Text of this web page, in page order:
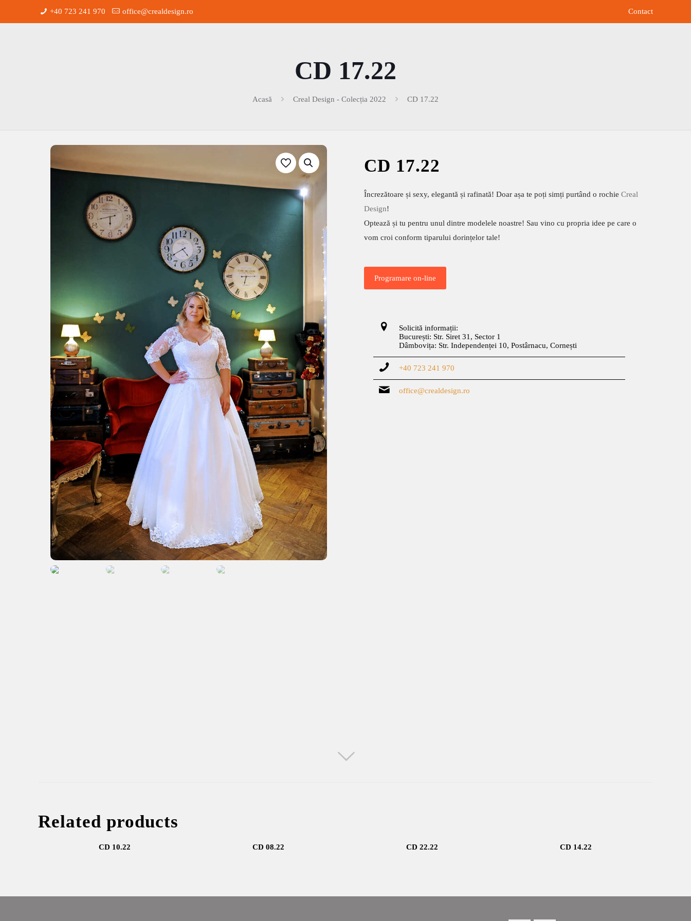
+40 723 241 970 office@crealdesign.ro Contact
CD 17.22
Acasă Creal Design - Colecția 2022 CD 17.22
CD 17.22
Încrezătoare și sexy, elegantă și rafinată! Doar așa te poți simți purtând o rochieCreal
Design!
Optează și tu pentru unul dintre modelele noastre! Sau vino cu propria idee pe care o
vom croi conform tiparului dorințelor tale!
Programare on-line
Solicită informații:
București: Str. Siret 31, Sector 1
Dâmbovița: Str. Independenței 10, Postârnacu, Cornești
+40 723 241 970
office@crealdesign.ro
Related products
CD 10.22 CD 08.22 CD 22.22 CD 14.22